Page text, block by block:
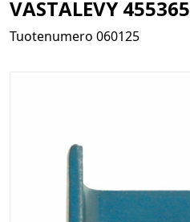
VASTALEVY
Tuotenumero 060125